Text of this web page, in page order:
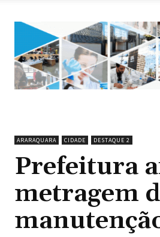
ARARAQUARA CIDADE DESTAQUE 2
Prefeitura
metragem